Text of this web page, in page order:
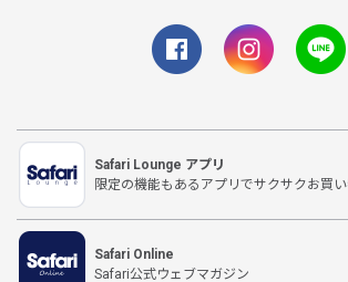
Safari Lounge アプリ
限定の機能もあるアプリでサクサクお買
Safari Online
Safari公式ウェブマガジン